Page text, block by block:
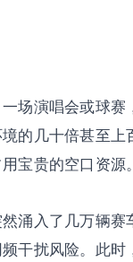
场演唱会或球
的几十倍甚至
宝贵的空口资源。
涌入了几万辆
干扰风险。此